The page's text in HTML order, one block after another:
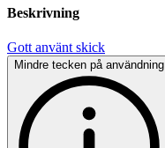
Beskrivning
Gott använt skick
Mindre tecken på användning